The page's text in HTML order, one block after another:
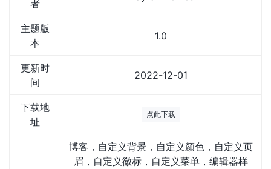
者
主题版
本
1.0
更新时
间
2022-12-01
下载地
址
点此下载
博客，自定义背景，自定义颜色，自定义页
眉，自定义徽标，自定义菜单，编辑器样